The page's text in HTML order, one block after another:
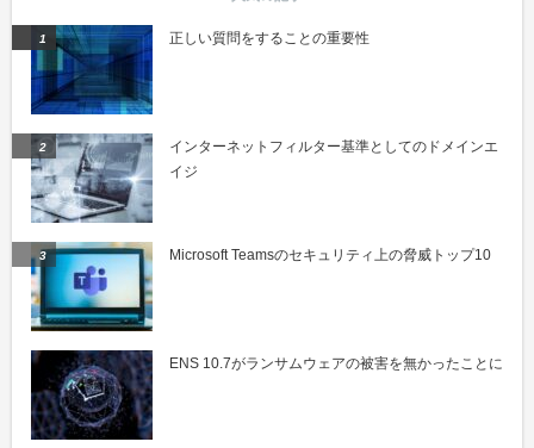
正しい質問をすることの重要性
インターネットフィルター基準としてのドメインエ
イジ
Microsoft Teamsのセキュリティ上の脅威トップ10
ENS 10.7がランサムウェアの被害を無かったことに